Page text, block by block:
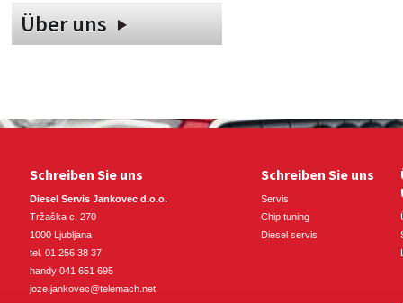
Über uns
Schreiben Sie uns
Diesel Servis Jankovec d.o.o.
Tržaška c. 270
1000 Ljubljana
tel. 01 256 38 37
handy 041 651 695
joze.jankovec@telemach.net
Schreiben Sie uns
Servis
Chip tuning
Diesel servis